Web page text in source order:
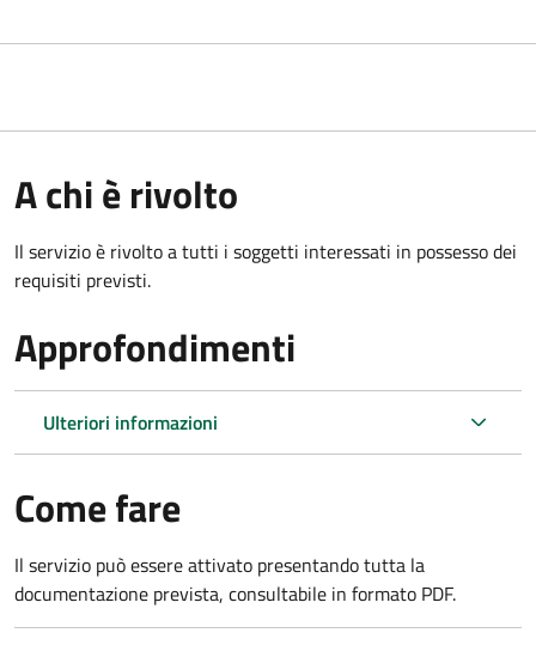
A chi è rivolto
Il servizio è rivolto a tutti i soggetti interessati in possesso dei
requisiti previsti.
Approfondimenti
Ulteriori informazioni
Come fare
Il servizio può essere attivato presentando tutta la
documentazione prevista, consultabile in formato PDF.